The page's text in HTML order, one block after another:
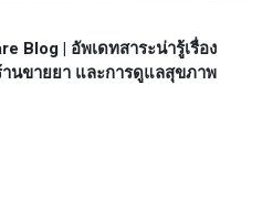
Blog | อัพเดทสาระน่ารู้เรื่อง
นขายยา และการดูแลสุขภาพ